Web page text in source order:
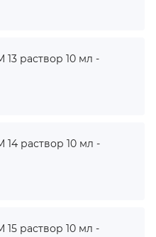
раствор 10 мл -
раствор 10 мл -
раствор 10 мл -